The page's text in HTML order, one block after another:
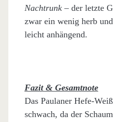
Nachtrunk– der letzte
zwar ein wenig herb
leicht anhängend.
Fazit & Gesamtnote
Das Paulaner Hefe-
schwach, da der